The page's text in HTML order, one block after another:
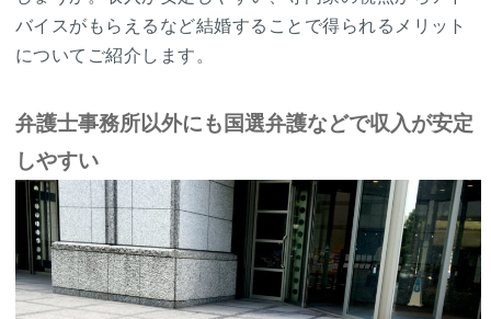
バイスがもらえるなど結婚することで得られるメリット
についてご紹介します。
弁護士事務所以外にも国選弁護などで収入が安定
しやすい